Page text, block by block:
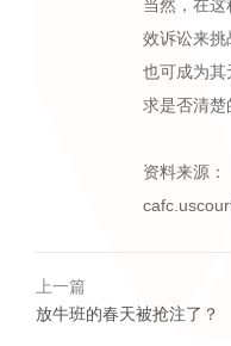
当然，在
效诉讼来挑
也可成为其
求是否清楚
资料来源：
上一篇
放牛班的春天被抢注了？